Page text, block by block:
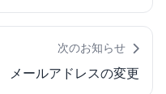
次のお知らせ
メールアドレスの変更